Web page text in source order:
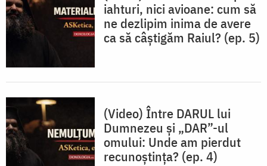
iahturi, nici avioane: cum să
ne dezlipim inima de avere
ca să câștigăm Raiul? (ep. 5)
(Video) Între DARUL lui
Dumnezeu și „DAR”-ul
omului: Unde am pierdut
recunoștința? (ep. 4)